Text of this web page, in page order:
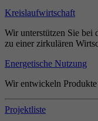
Kreislaufwirtschaft
Wir unterstützen Sie bei
zu einer zirkulären
Energetische Nutzung
Wir entwickeln
Projektliste